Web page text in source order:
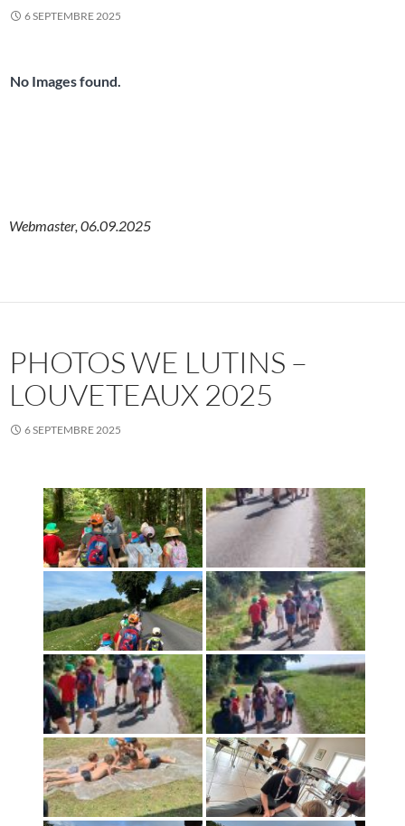
6 SEPTEMBRE 2025
No Images found.
Webmaster, 06.09.2025
PHOTOS WE LUTINS –
LOUVETEAUX 2025
6 SEPTEMBRE 2025